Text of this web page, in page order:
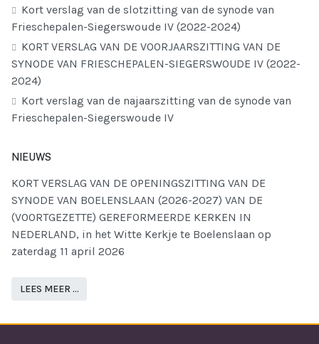
Kort verslag van de slotzitting van de synode van
Frieschepalen-Siegerswoude IV (2022-2024)
KORT VERSLAG VAN DE VOORJAARSZITTING VAN DE
SYNODE VAN FRIESCHEPALEN-SIEGERSWOUDE IV (2022-
2024)
Kort verslag van de najaarszitting van de synode van
Frieschepalen-Siegerswoude IV
NIEUWS
KORT VERSLAG VAN DE OPENINGSZITTING VAN DE
SYNODE VAN BOELENSLAAN (2026-2027) VAN DE
(VOORTGEZETTE) GEREFORMEERDE KERKEN IN
NEDERLAND, in het Witte Kerkje te Boelenslaan op
zaterdag 11 april 2026
LEES MEER …